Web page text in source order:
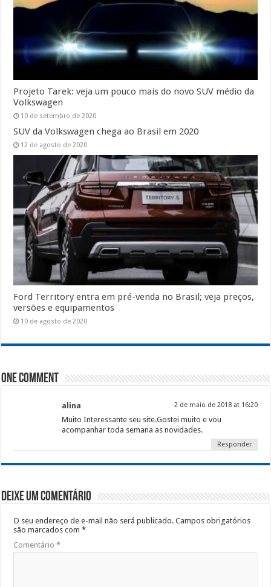
Projeto Tarek: veja um pouco mais do novo SUV médio da
Volkswagen
10 de setembro de 2020
SUV da Volkswagen chega ao Brasil em 2020
12 de agosto de 2020
Ford Territory entra em pré-venda no Brasil; veja preços,
versões e equipamentos
10 de agosto de 2020
One comment
alina 2 de maio de 2018 at 16:20
Muito Interessante seu site.Gostei muito e vou
acompanhar toda semana as novidades.
Responder
Deixe um comentário
O seu endereço de e-mail não será publicado. Campos obrigatórios
são marcados com*
Comentário*